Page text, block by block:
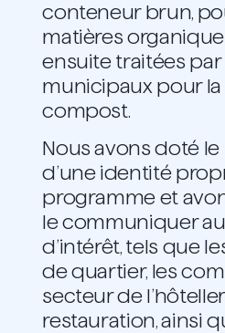
conteneur brun,
matières
ensuite traitées par
municipaux pour
compost.
Nous avons doté
d’une identité
programme et
le communiquer
d’intérêt, tels que
de quartier, les
secteur de
restauration, ainsi